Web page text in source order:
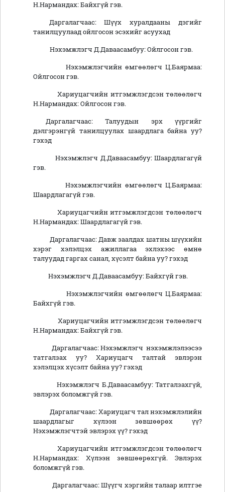
Н.Нармандах: Байхгүй гэв.
Даргалагчаас: Шүүх хуралдааны дэгийг
танилцуулаад ойлгосон эсэхийг асуухад
Нэхэмжлэгч Д.Даваасамбуу: Ойлгосон гэв.
Нэхэмжлэгчийн өмгөөлөгч Ц.Баярмаа:
Ойлгосон гэв.
Хариуцагчийн итгэмжлэгдсэн төлөөлөгч
Н.Нармандах: Ойлгосон гэв.
Даргалагчаас: Талуудын эрх үүргийг
дэлгэрэнгүй танилцуулах шаардлага байна уу?
гэхэд
Нэхэмжлэгч Д.Даваасамбуу: Шаардлагагүй
гэв.
Нэхэмжлэгчийн өмгөөлөгч Ц.Баярмаа:
Шаардлагагүй гэв.
Хариуцагчийн итгэмжлэгдсэн төлөөлөгч
Н.Нармандах: Шаардлагагүй гэв.
Даргалагчаас: Давж заалдах шатны шүүхийн
хэрэг хэлэлцэх ажиллагаа эхлэхээс өмнө
талуудад гаргах санал, хүсэлт байна уу? гэхэд
Нэхэмжлэгч Д.Даваасамбуу: Байхгүй гэв.
Нэхэмжлэгчийн өмгөөлөгч Ц.Баярмаа:
Байхгүй гэв.
Хариуцагчийн итгэмжлэгдсэн төлөөлөгч
Н.Нармандах: Байхгүй гэв.
Даргалагчаас: Нэхэмжлэгч нэхэмжлэлээсээ
татгалзах уу? Хариуцагч талтай эвлэрэн
хэлэлцэх хүсэлт байна уу? гэхэд
Нэхэмжлэгч Б.Даваасамбуу: Татгалзахгүй,
эвлэрэх боломжгүй гэв.
Даргалагчаас: Хариуцагч тал нэхэмжлэлийн
шаардлагыг хүлээн зөвшөөрөх үү?
Нэхэмжлэгчтэй эвлэрэх үү? гэхэд
Хариуцагчийн итгэмжлэгдсэн төлөөлөгч
Н.Нармандах: Хүлээн зөвшөөрөхгүй. Эвлэрэх
боломжгүй гэв.
Даргалагчаас: Шүүгч хэргийн талаар илтгэе